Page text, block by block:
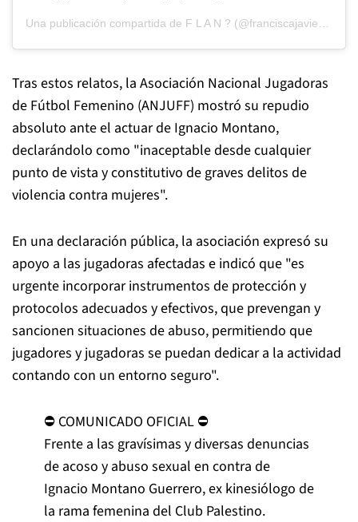
Una publicación compartida de F L A N ? (@franciscajavierv) el
Tras estos relatos, la Asociación Nacional Jugadoras
de Fútbol Femenino (ANJUFF) mostró su repudio
absoluto ante el actuar de Ignacio Montano,
declarándolo como "inaceptable desde cualquier
punto de vista y constitutivo de graves delitos de
violencia contra mujeres".
En una declaración pública, la asociación expresó su
apoyo a las jugadoras afectadas e indicó que "es
urgente incorporar instrumentos de protección y
protocolos adecuados y efectivos, que prevengan y
sancionen situaciones de abuso, permitiendo que
jugadores y jugadoras se puedan dedicar a la actividad
contando con un entorno seguro".
⛔ COMUNICADO OFICIAL ⛔
Frente a las gravísimas y diversas denuncias
de acoso y abuso sexual en contra de
Ignacio Montano Guerrero, ex kinesiólogo de
la rama femenina del Club Palestino.